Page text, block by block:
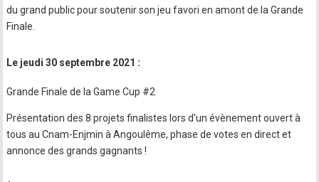
du grand public pour soutenir son jeu favori en amont de la Grande
Finale.
Le jeudi 30 septembre 2021 :
Grande Finale de la Game Cup #2
Présentation des 8 projets finalistes lors d'un évènement ouvert à
tous au Cnam-Enjmin à Angoulême, phase de votes en direct et
annonce des grands gagnants !